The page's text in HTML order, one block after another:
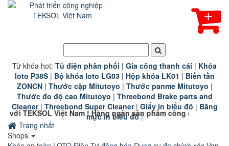
Từ khóa hot: Tủ điện phân phối | Gia công thanh cái | Khóa
loto P38S| Bộ khóa loto LG03| Hộp khóa LK01 | Biến tần
ZONCN| Thước cặp Mitutoyo | Thước panme Mitutoyo |
Thước đo độ cao Mitutoyo | Threebond Brake parts and
Cleaner| Threebond Super Cleaner| Giấy in biểu đồ | Băng
mực in biểu đồ |
Nam ! Hàng ngàn sản phẩm công nghiệp chính hãng chất
Trang nhất
Shops